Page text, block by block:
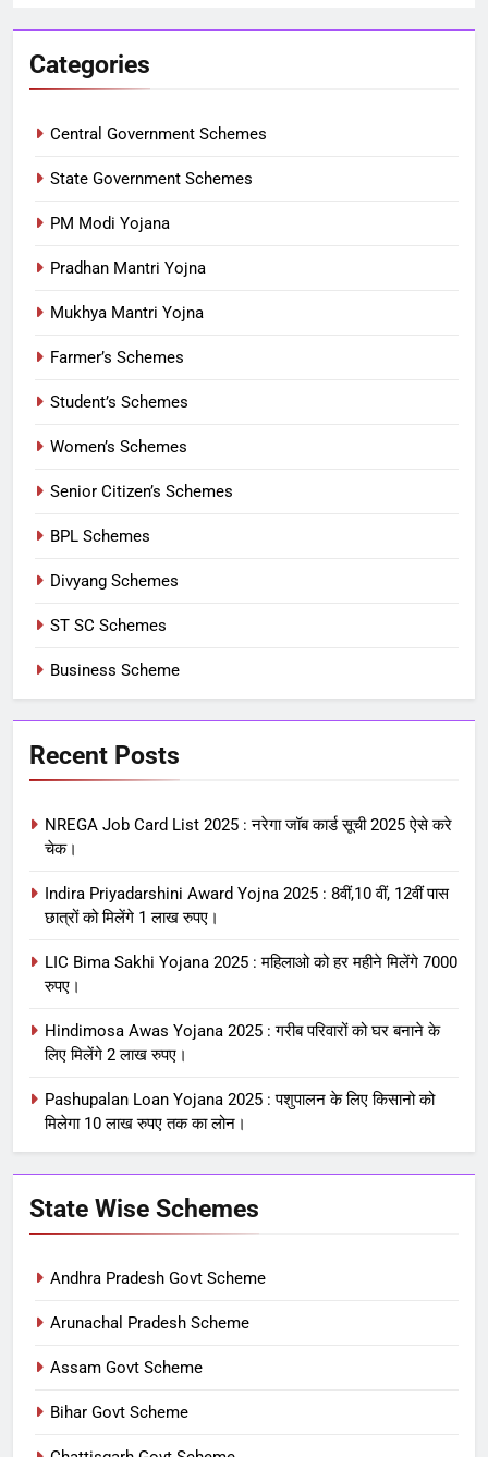
Categories
Central Government Schemes
State Government Schemes
PM Modi Yojana
Pradhan Mantri Yojna
Mukhya Mantri Yojna
Farmer’s Schemes
Student’s Schemes
Women’s Schemes
Senior Citizen’s Schemes
BPL Schemes
Divyang Schemes
ST SC Schemes
Business Scheme
Recent Posts
NREGA Job Card List 2025 : नरेगा जॉब कार्ड सूची 2025 ऐसे करे
चेक।
Indira Priyadarshini Award Yojna 2025 : 8वीं,10 वीं, 12वीं पास
छात्रों को मिलेंगे 1 लाख रुपए।
LIC Bima Sakhi Yojana 2025 : महिलाओ को हर महीने मिलेंगे 7000
रुपए।
Hindimosa Awas Yojana 2025 : गरीब परिवारों को घर बनाने के
लिए मिलेंगे 2 लाख रुपए।
Pashupalan Loan Yojana 2025 : पशुपालन के लिए किसानो को
मिलेगा 10 लाख रुपए तक का लोन।
State Wise Schemes
Andhra Pradesh Govt Scheme
Arunachal Pradesh Scheme
Assam Govt Scheme
Bihar Govt Scheme